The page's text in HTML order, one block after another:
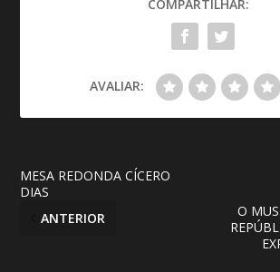
COMPARTILHAR:
AVALIAR:
MESA REDONDA CÍCERO
DIAS
ANTERIOR
O